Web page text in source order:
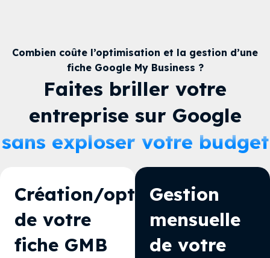
Combien coûte l’optimisation et la gestion d’une
fiche Google My Business ?
Faites briller votre
entreprise sur Google
sans exploser votre budget
Création/optimisation
de votre
fiche GMB
Gestion
mensuelle
de votre